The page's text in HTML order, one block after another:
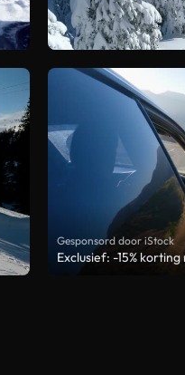
Gesponsord door iStock
Exclusief: -15%